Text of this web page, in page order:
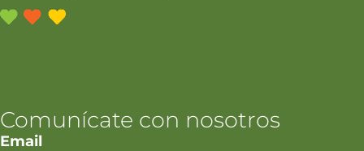
Comunícate con nosotros
Email